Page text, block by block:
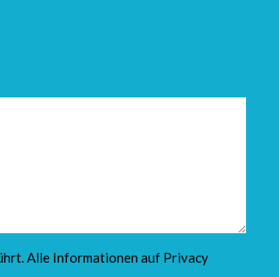
Alle Informationen auf Privacy